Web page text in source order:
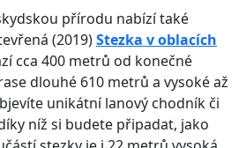
přírodu nabízí také
(2019)Stezka v oblacích
cca 400 metrů od konečné
dlouhé 610 metrů a vysoké až
unikátní lanový chodník či
níž si budete připadat, jako